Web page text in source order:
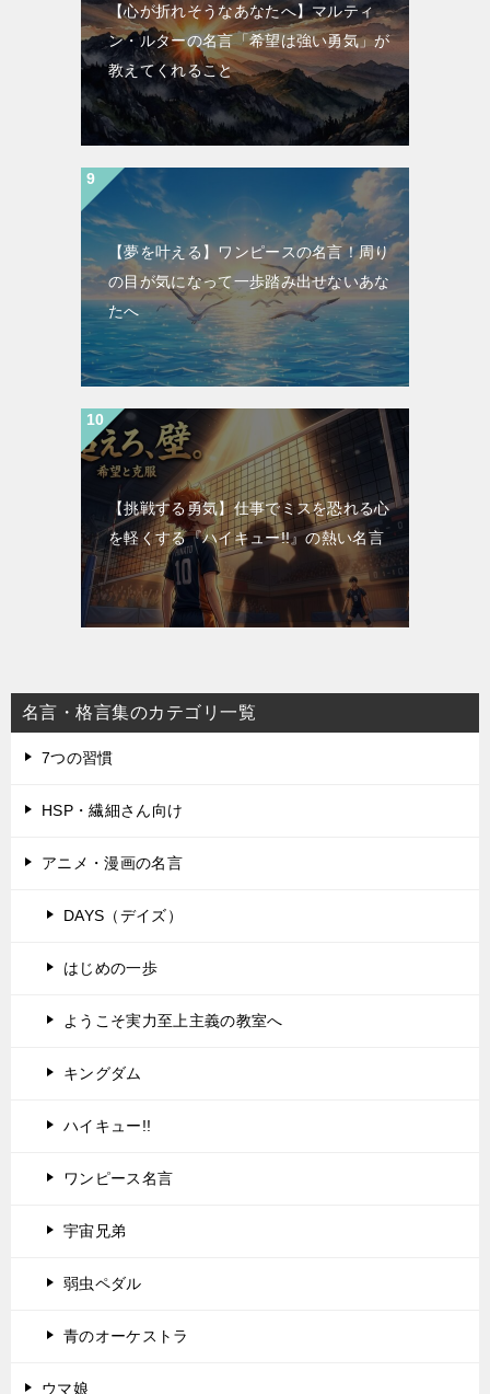
【心が折れそうなあなたへ】マルティ
ン・ルターの名言「希望は強い勇気」が
教えてくれること
【夢を叶える】ワンピースの名言！周り
の目が気になって一歩踏み出せないあな
たへ
【挑戦する勇気】仕事でミスを恐れる心
を軽くする『ハイキュー!!』の熱い名言
名言・格言集のカテゴリ一覧
7つの習慣
HSP・繊細さん向け
アニメ・漫画の名言
DAYS（デイズ）
はじめの一歩
ようこそ実力至上主義の教室へ
キングダム
ハイキュー!!
ワンピース名言
宇宙兄弟
弱虫ペダル
青のオーケストラ
ウマ娘